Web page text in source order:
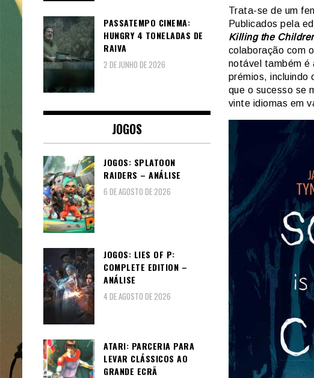
Trata-se de um
Publicados pela
Killing the
colaboração com
notável também é
prémios, incluindo
que o sucesso se
vinte idiomas em
PASSATEMPO CINEMA:
HUNGRY 4 TONELADAS DE
RAIVA
2 DE JUNHO DE 2026
JOGOS
JOGOS: SPLATOON
RAIDERS – ANÁLISE
6 DE AGOSTO DE 2026
JOGOS: LIES OF P:
COMPLETE EDITION –
ANÁLISE
4 DE AGOSTO DE 2026
ATARI: PARCERIA PARA
LEVAR CLÁSSICOS AO
GRANDE ECRÃ